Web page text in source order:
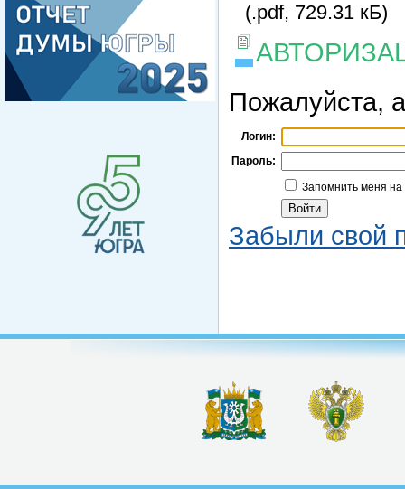
(.pdf, 729.31 кБ)
Пожалуйста,
Логин:
Пароль:
Запомнить меня
Забыли свой